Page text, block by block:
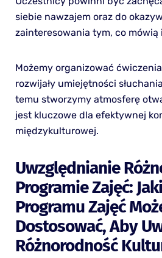
siebie nawzajem oraz do
zainteresowania tym, co mówią
Możemy organizować
rozwijały umiejętności
temu stworzymy atmosferę
jest kluczowe dla efektywnej
międzykulturowej.
Uwzględnianie
Programie Zajęć:
Programu Zajęć
Dostosować, Aby
Różnorodność